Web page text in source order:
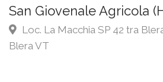
San Giovenale Agricola
Loc. La Macchia SP 42 tra
Blera VT